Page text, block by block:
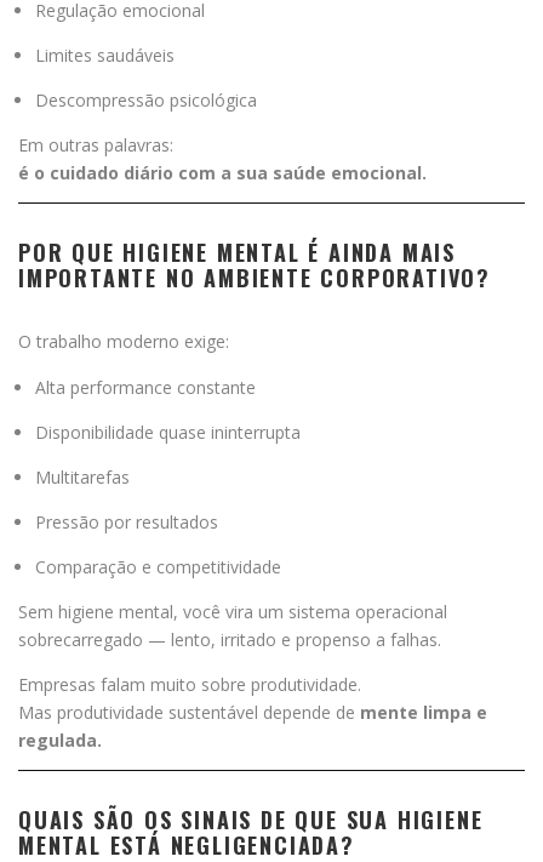
Regulação emocional
Limites saudáveis
Descompressão psicológica
Em outras palavras:
é o cuidado diário com a sua saúde emocional.
POR QUE HIGIENE MENTAL É AINDA MAIS
IMPORTANTE NO AMBIENTE CORPORATIVO?
O trabalho moderno exige:
Alta performance constante
Disponibilidade quase ininterrupta
Multitarefas
Pressão por resultados
Comparação e competitividade
Sem higiene mental, você vira um sistema operacional
sobrecarregado — lento, irritado e propenso a falhas.
Empresas falam muito sobre produtividade.
Mas produtividade sustentável depende de mente limpa e
regulada.
QUAIS SÃO OS SINAIS DE QUE SUA HIGIENE
MENTAL ESTÁ NEGLIGENCIADA?